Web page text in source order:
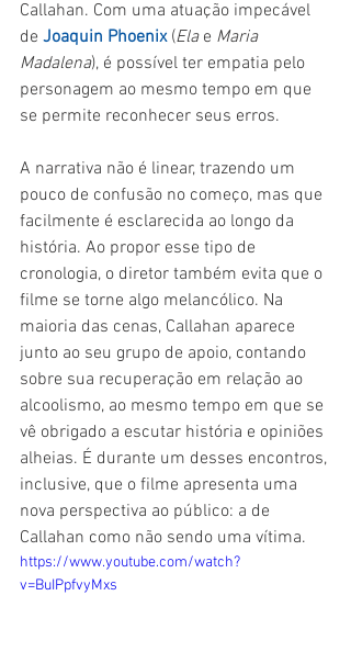
Callahan. Com uma atuação impecável
de Joaquin Phoenix (Ela e Maria
Madalena), é possível ter empatia pelo
personagem ao mesmo tempo em que
se permite reconhecer seus erros.
A narrativa não é linear, trazendo um
pouco de confusão no começo, mas que
facilmente é esclarecida ao longo da
história. Ao propor esse tipo de
cronologia, o diretor também evita que o
filme se torne algo melancólico. Na
maioria das cenas, Callahan aparece
junto ao seu grupo de apoio, contando
sobre sua recuperação em relação ao
alcoolismo, ao mesmo tempo em que se
vê obrigado a escutar história e opiniões
alheias. É durante um desses encontros,
inclusive, que o filme apresenta uma
nova perspectiva ao público: a de
Callahan como não sendo uma vítima.
https://www.youtube.com/watch?
v=BuIPpfvyMxs